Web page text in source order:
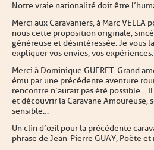
Notre vraie nationalité doit être
Merci aux Caravaniers, à Marc VELLA
nous cette proposition originale,
généreuse et désintéressée. Je vous
expliquer vos envies, vos
Merci à Dominique GUERET. Grand
ému par une précédente aventure
rencontre n’aurait pas été possible…
et découvrir la Caravane Amoureuse,
sensible…
Un clin d’œil pour la précédente
phrase de Jean-Pierre GUAY, Poète